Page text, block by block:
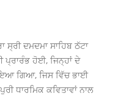
ਸ੍ਰੀ ਦਮਦਮਾ ਸਾਹਿਬ ਠੱਟਾ
ਪ੍ਰਾਰੰਭ ਹੋਈ, ਜਿਨ੍ਹਾਂ ਦੇ
ਗਿਆ, ਜਿਸ ਵਿੱਚ ਭਾਈ
ਧਾਰਮਿਕ ਕਵਿਤਾਵਾਂ ਨਾਲ